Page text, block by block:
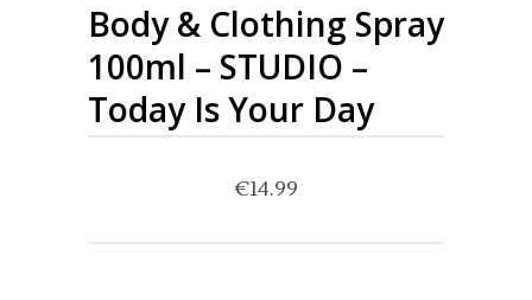
Body & Clothing Spray
100ml – STUDIO –
Today Is Your Day
€14.99